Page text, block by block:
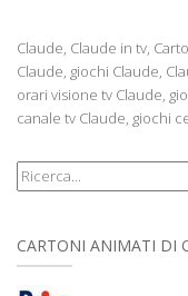
Claude, Claude in tv,
Claude, giochi Claude,
orari visione tv Claude,
canale tv Claude, giochi
CARTONI ANIMATI DI